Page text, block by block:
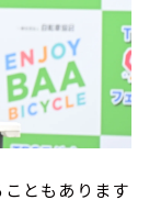
ともあります